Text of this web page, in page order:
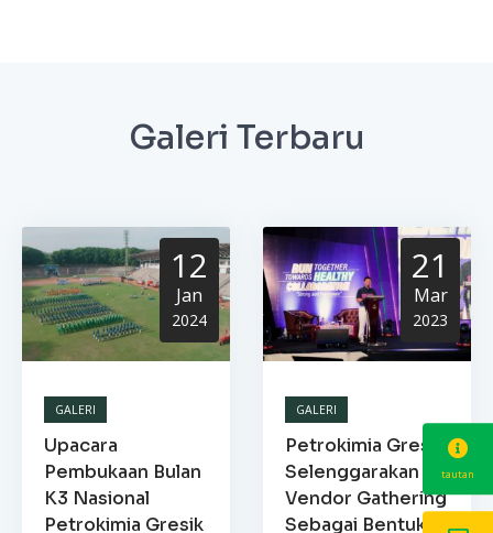
Galeri Terbaru
12
Jan
2024
GALERI
Upacara
Pembukaan Bulan
K3 Nasional
Petrokimia Gresik
21
Mar
2023
GALERI
Petrokimia Gresik
Selenggarakan
Vendor Gathering
Sebagai Bentuk
tautan